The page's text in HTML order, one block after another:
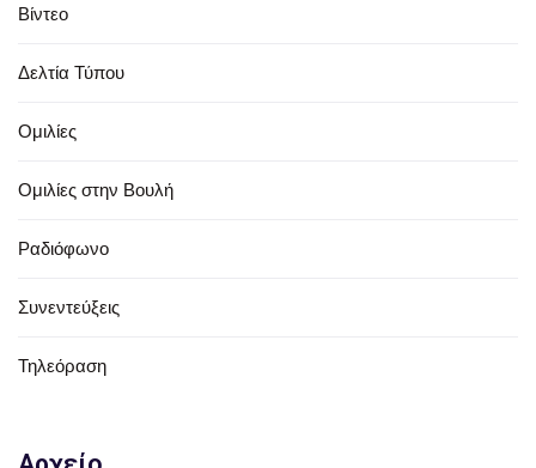
Βίντεο
Δελτία Τύπου
Ομιλίες
Ομιλίες στην Βουλή
Ραδιόφωνο
Συνεντεύξεις
Τηλεόραση